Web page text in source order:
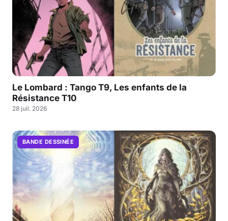
Le Lombard : Tango T9, Les enfants de la
Résistance T10
28 juil. 2026
BANDE DESSINÉE